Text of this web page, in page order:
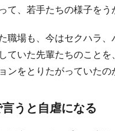
て、若手たちの様子をう
職場も、今はセクハラ
ていた先輩たちのこと
ンをとりたがっていたの
言うと自虐になる